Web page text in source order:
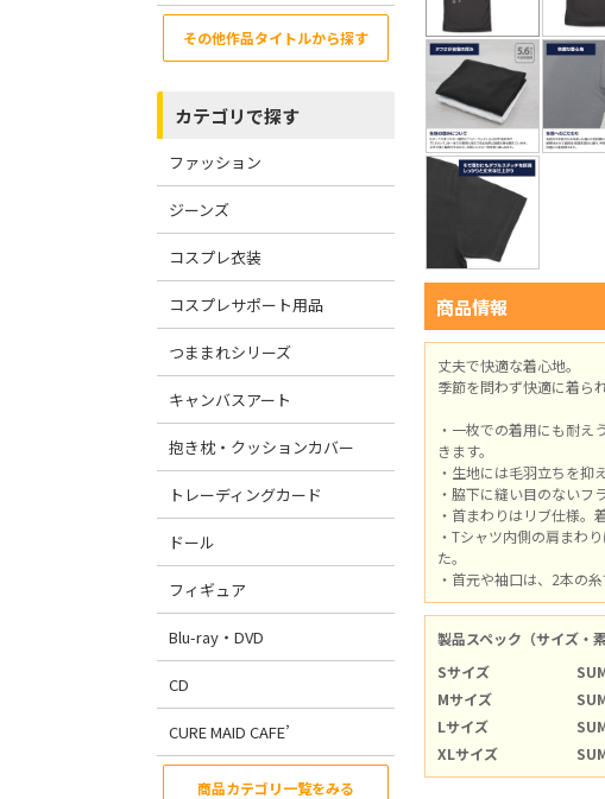
その他作品タイトルから探す
カテゴリで探す
ファッション
ジーンズ
コスプレ衣装
コスプレサポート用品
つままれシリーズ
キャンバスアート
抱き枕・クッションカバー
トレーディングカード
ドール
フィギュア
Blu-ray・DVD
CD
CURE MAID CAFE’
商品カテゴリ一覧をみる
商品情報
丈夫で快適な着心地。
季節を問わず快適に着ら
・一枚での着用にも耐え
きます。
・生地には毛羽立ちを抑
・脇下に縫い目のないフ
・首まわりはリブ仕様。
・Tシャツ内側の肩まわ
た。
・首元や袖口は、2本の
製品スペック（サイズ・素
Sサイズ
Mサイズ
Lサイズ
XLサイズ